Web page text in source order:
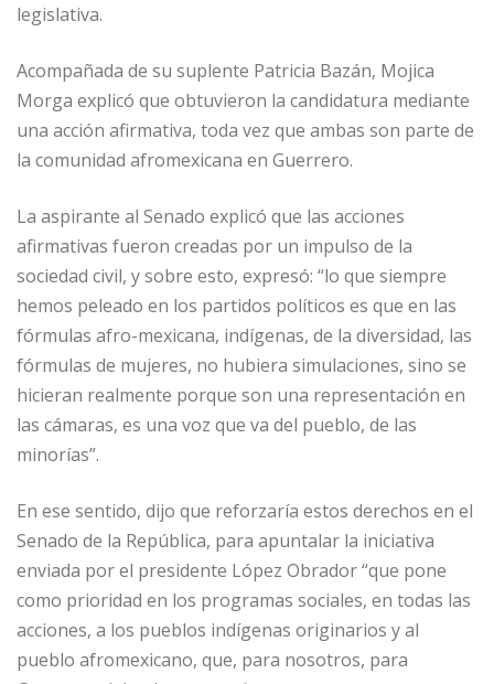
legislativa.
Acompañada de su suplente Patricia Bazán, Mojica
Morga explicó que obtuvieron la candidatura mediante
una acción afirmativa, toda vez que ambas son parte de
la comunidad afromexicana en Guerrero.
La aspirante al Senado explicó que las acciones
afirmativas fueron creadas por un impulso de la
sociedad civil, y sobre esto, expresó: “lo que siempre
hemos peleado en los partidos políticos es que en las
fórmulas afro-mexicana, indígenas, de la diversidad, las
fórmulas de mujeres, no hubiera simulaciones, sino se
hicieran realmente porque son una representación en
las cámaras, es una voz que va del pueblo, de las
minorías”.
En ese sentido, dijo que reforzaría estos derechos en el
Senado de la República, para apuntalar la iniciativa
enviada por el presidente López Obrador “que pone
como prioridad en los programas sociales, en todas las
acciones, a los pueblos indígenas originarios y al
pueblo afromexicano, que, para nosotros, para